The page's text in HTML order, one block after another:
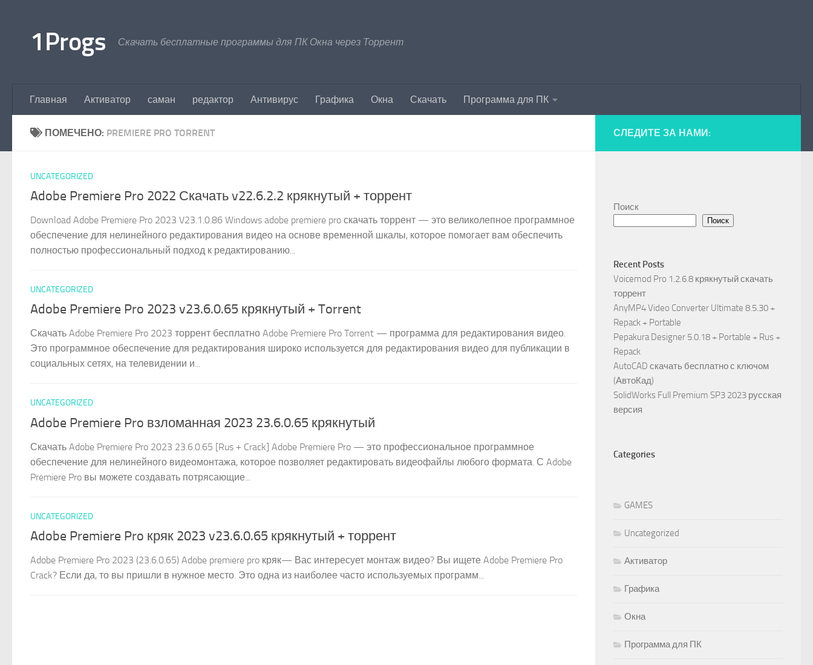
1Progs Скачать бесплатные программы для ПК Окна через Торрент
Главная Активатор саман редактор Антивирус Графика Окна Скачать Программа для ПК
ПОМЕЧЕНО: PREMIERE PRO TORRENT
UNCATEGORIZED
Adobe Premiere Pro 2022 Скачать v22.6.2.2 крякнутый + торрент
Download Adobe Premiere Pro 2023 V23.1.0.86 Windows adobe premiere pro скачать торрент — это великолепное программное
обеспечение для нелинейного редактирования видео на основе временной шкалы, которое помогает вам обеспечить
полностью профессиональный подход к редактированию...
UNCATEGORIZED
Adobe Premiere Pro 2023 v23.6.0.65 крякнутый + Torrent
Скачать Adobe Premiere Pro 2023 торрент бесплатно Adobe Premiere Pro Torrent — программа для редактирования видео.
Это программное обеспечение для редактирования широко используется для редактирования видео для публикации в
социальных сетях, на телевидении и...
UNCATEGORIZED
Adobe Premiere Pro взломанная 2023 23.6.0.65 крякнутый
Скачать Adobe Premiere Pro 2023 23.6.0.65 [Rus + Crack] Adobe Premiere Pro — это профессиональное программное
обеспечение для нелинейного видеомонтажа, которое позволяет редактировать видеофайлы любого формата. С Adobe
Premiere Pro вы можете создавать потрясающие...
UNCATEGORIZED
Adobe Premiere Pro кряк 2023 v23.6.0.65 крякнутый + торрент
Adobe Premiere Pro 2023 (23.6.0.65) Adobe premiere pro кряк— Вас интересует монтаж видео? Вы ищете Adobe Premiere Pro
Crack? Если да, то вы пришли в нужное место. Это одна из наиболее часто используемых программ...
СЛЕДИТЕ ЗА НАМИ:
Поиск
Поиск
Recent Posts
Voicemod Pro 1.2.6.8 крякнутый скачать
торрент
AnyMP4 Video Converter Ultimate 8.5.30 +
Repack + Portable
Pepakura Designer 5.0.18 + Portable + Rus +
Repack
AutoCAD скачать бесплатно с ключом
(АвтоКад)
SolidWorks Full Premium SP3 2023 русская
версия
Categories
GAMES
Uncategorized
Активатор
Графика
Окна
Программа для ПК